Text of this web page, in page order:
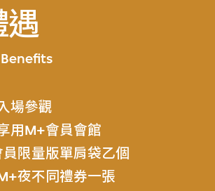
遇
場參觀
用M+會員會館
限量版單肩袋乙個
夜不同禮券一張